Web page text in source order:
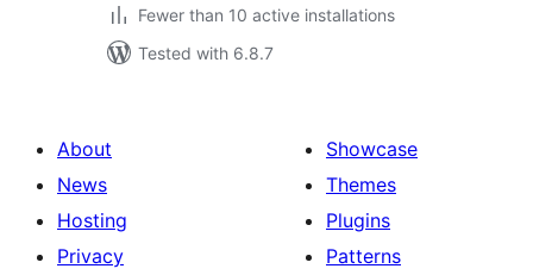
Fewer than 10 active installations
Tested with 6.8.7
About
News
Hosting
Privacy
Showcase
Themes
Plugins
Patterns